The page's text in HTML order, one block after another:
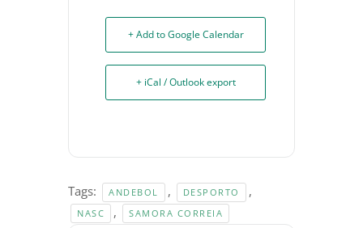
+ Add to Google Calendar
+ iCal / Outlook export
Tags: ANDEBOL , DESPORTO ,
NASC , SAMORA CORREIA